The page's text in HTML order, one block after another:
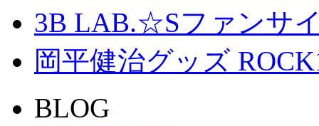
3B LAB.☆Sファンサイ
岡平健治グッズ
BLOG